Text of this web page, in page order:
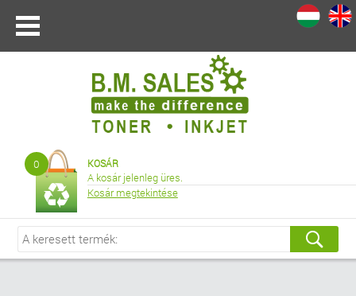
0 KOSÁR
A kosár jelenleg üres.
Kosár megtekintése